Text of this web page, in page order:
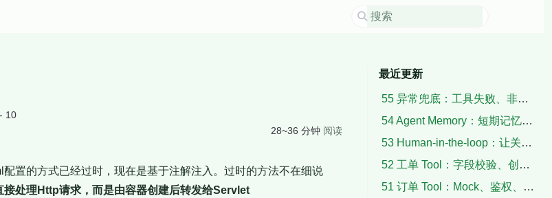
10
28~36 分钟 阅读
置的方式已经过时，现在是基于注解注入。过时的方法不在细说
处理Http请求，而是由容器创建后转发给Servlet
最近更新
55 异常兜底：工具失败、非法输出、空检索与超时
54 Agent Memory：短期记忆、用户上下文与摘要
53 Human-in-the-loop：让关键动作暂停、确认与恢复
52 工单 Tool：字段校验、创建结果与失败补偿
51 订单 Tool：Mock、鉴权、状态解析与脱敏